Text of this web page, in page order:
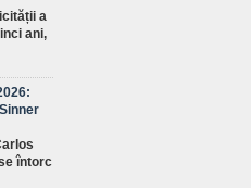
a
ani,
întorc